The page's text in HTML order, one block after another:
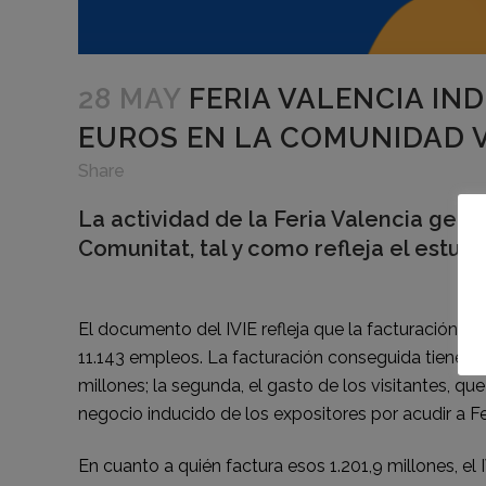
28 MAY FERIA VALENCIA
EUROS EN LA COMUNIDAD
Share
La actividad de la Feria Valencia
Comunitat, tal y como refleja el
El documento del IVIE refleja que la facturación
11.143 empleos. La facturación conseguida tiene
millones; la segunda, el gasto de los visitantes,
negocio inducido de los expositores por acudir a
En cuanto a quién factura esos 1.201,9 millones,